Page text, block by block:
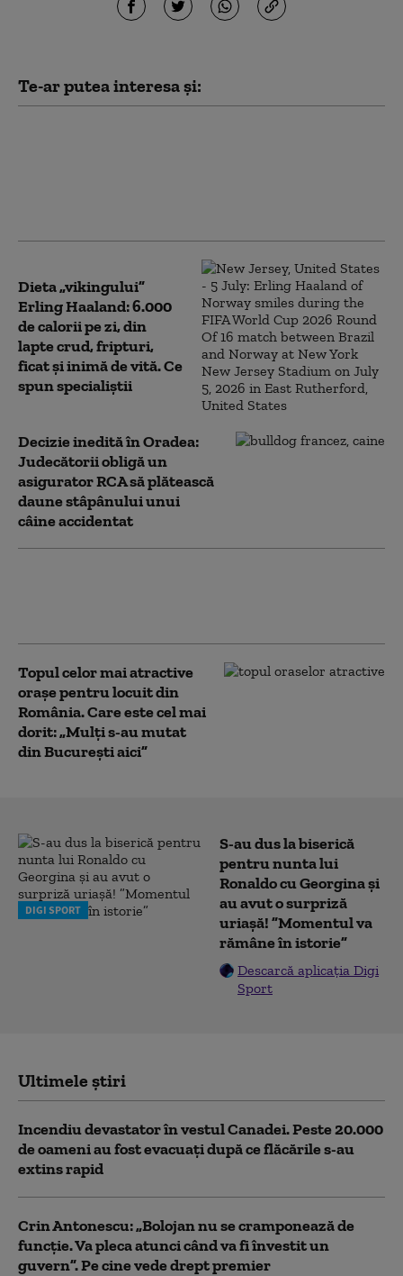
Te-ar putea interesa și:
Dieta „vikingului”
Erling Haaland: 6.000
de calorii pe zi, din
lapte crud, fripturi,
ficat şi inimă de vită. Ce
spun specialiștii
Decizie inedită în Oradea:
Judecătorii obligă un
asigurator RCA să plătească
daune stâpânului unui
câine accidentat
Topul celor mai atractive
orașe pentru locuit din
România. Care este cel mai
dorit: „Mulți s-au mutat
din București aici”
DIGI SPORT
S-au dus la biserică
pentru nunta lui
Ronaldo cu Georgina și
au avut o surpriză
uriașă! ”Momentul va
rămâne în istorie”
Descarcă aplicația Digi
Sport
Ultimele știri
Incendiu devastator în vestul Canadei. Peste 20.000
de oameni au fost evacuați după ce flăcările s-au
extins rapid
Crin Antonescu: „Bolojan nu se cramponează de
funcție. Va pleca atunci când va fi învestit un
guvern”. Pe cine vede drept premier